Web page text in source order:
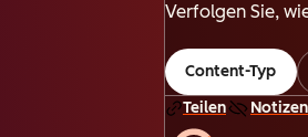
Verfolgen Sie,
Content-Typ
Teilen